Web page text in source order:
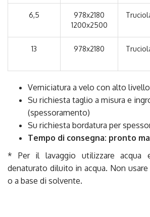
6,5
978x2180
1200x2500
13 978x2180
Verniciatura a velo con alto
Su richiesta taglio a misura e
(spessoramento)
Su richiesta bordatura per
Tempo di consegna: pronto
* Per il lavaggio utilizzare acqua
denaturato diluito in acqua. Non
o a base di solvente.